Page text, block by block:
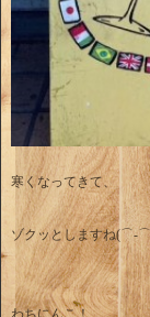
寒くなってきて、
ゾクッとしますね(⌒-
わちにんこ！